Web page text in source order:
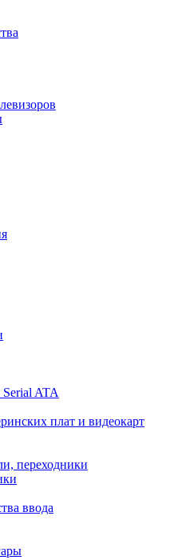
ATA
плат и видеокарт
переходники
ввода